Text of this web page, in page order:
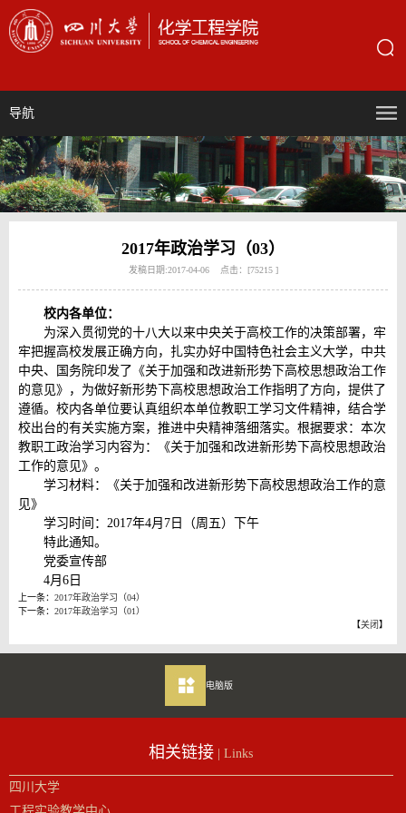
导航
2017年政治学习（03）
发稿日期:2017-04-06 点击：[75215 ]
校内各单位：
为深入贯彻党的十八大以来中央关于高校工作的决策部署，牢
牢把握高校发展正确方向，扎实办好中国特色社会主义大学，中共
中央、国务院印发了《关于加强和改进新形势下高校思想政治工作
的意见》，为做好新形势下高校思想政治工作指明了方向，提供了
遵循。校内各单位要认真组织本单位教职工学习文件精神，结合学
校出台的有关实施方案，推进中央精神落细落实。根据要求：本次
教职工政治学习内容为：《关于加强和改进新形势下高校思想政治
工作的意见》。
学习材料：《关于加强和改进新形势下高校思想政治工作的意
见》
学习时间：2017年4月7日（周五）下午
特此通知。
党委宣传部
4月6日
上一条： 2017年政治学习（04）
下一条： 2017年政治学习（01）
【关闭】
电脑版
相关链接 | Links
四川大学